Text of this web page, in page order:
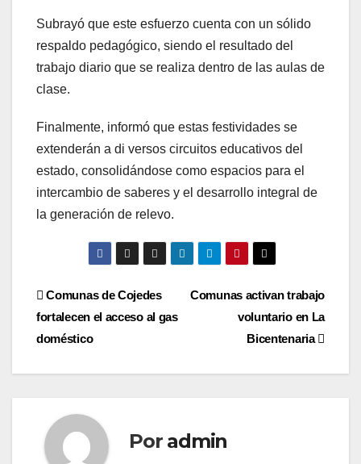
Subrayó que este esfuerzo cuenta con un sólido
respaldo pedagógico, siendo el resultado del
trabajo diario que se realiza dentro de las aulas de
clase.
Finalmente, informó que estas festividades se
extenderán a di versos circuitos educativos del
estado, consolidándose como espacios para el
intercambio de saberes y el desarrollo integral de
la generación de relevo.
Navegación
de
entradas
Comunas activan trabajo
voluntario en La
Bicentenaria
Comunas de Cojedes
fortalecen el acceso al gas
doméstico
Por admin